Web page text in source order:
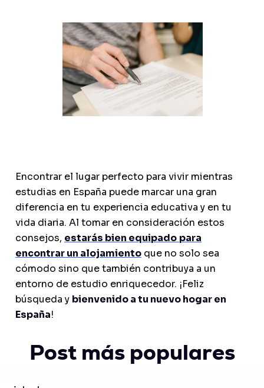
Encontrar el lugar perfecto para vivir mientras
estudias en España puede marcar una gran
diferencia en tu experiencia educativa y en tu
vida diaria. Al tomar en consideración estos
consejos, estarás bien equipado para
encontrar un alojamiento que no solo sea
cómodo sino que también contribuya a un
entorno de estudio enriquecedor. ¡Feliz
búsqueda y bienvenido a tu nuevo hogar en
España!
Post más populares